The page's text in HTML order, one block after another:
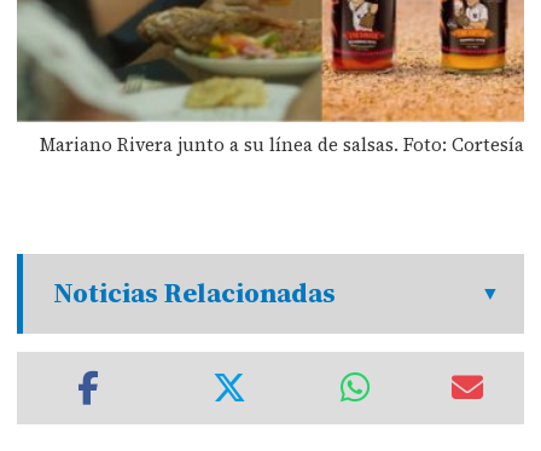
Mariano Rivera junto a su línea de salsas. Foto: Cortesía
Noticias Relacionadas